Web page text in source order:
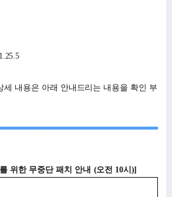
세 내용은 아래 안내드리는 내용을 확인 부
위한 무중단 패치 안내 (오전 10시)]